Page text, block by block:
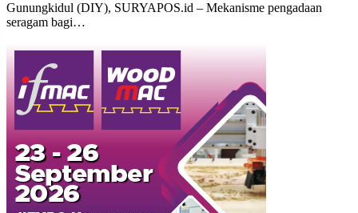
Gunungkidul (DIY), SURYAPOS.id – Mekanisme pengadaan
seragam bagi…